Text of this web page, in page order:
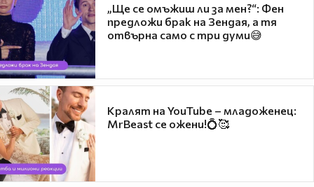
„Ще се омъжиш ли за мен?“: Фен
предложи брак на Зендая, а тя
отвърна само с три думи😅
Кралят на YouTube – младоженец:
MrBeast се ожени!💍🥰